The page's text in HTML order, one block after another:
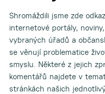
Shromáždili jsme zde
internetové portály,
vybraných úřadů a
se věnují problematice
smyslu. Některé z jejich
komentářů najdete v
stránkách našich